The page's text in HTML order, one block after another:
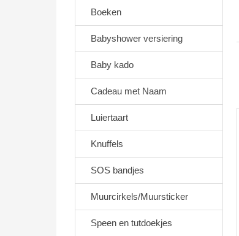
Boeken
Babyshower versiering
Baby kado
Cadeau met Naam
Luiertaart
Knuffels
SOS bandjes
Muurcirkels/Muursticker
Speen en tutdoekjes